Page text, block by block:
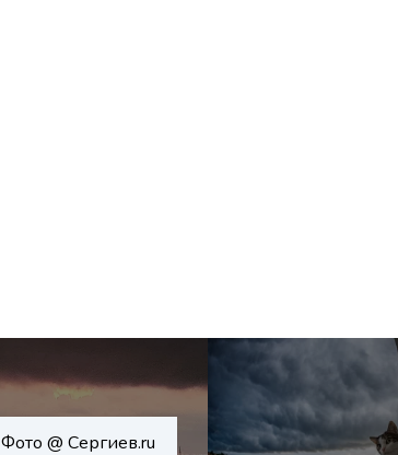
Фото @ Сергиев.ru